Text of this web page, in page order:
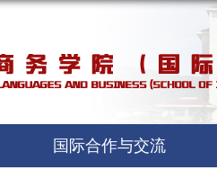
国际合作与交流